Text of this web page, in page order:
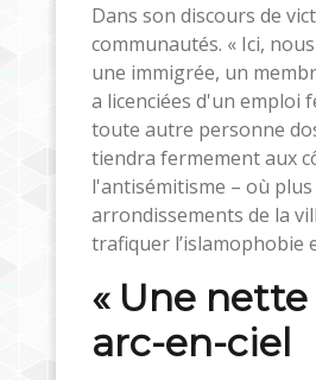
Dans son discours de
communautés. « Ici,
une immigrée, un
a licenciées d'un emploi
toute autre personne
tiendra fermement aux
l'antisémitisme – où
arrondissements de la
trafiquer l’islamophobie
« Une
arc-en-ciel